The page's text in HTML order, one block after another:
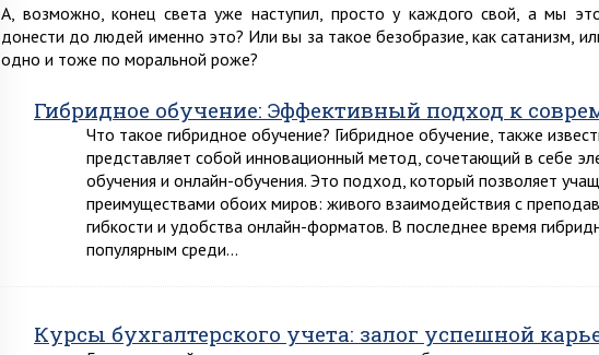
А, возможно, конец света уже наступил, просто у каждого свой, а мы
донести до людей именно это? Или вы за такое безобразие, как сатанизм,
одно и тоже по моральной роже?
Гибридное обучение: Эффективный подход к
Что такое гибридное обучение? Гибридное обучение, также
представляет собой инновационный метод, сочетающий в себе
обучения и онлайн-обучения. Это подход, который позволяет
преимуществами обоих миров: живого взаимодействия с
гибкости и удобства онлайн-форматов. В последнее время
популярным среди…
Курсы бухгалтерского учета: залог успешной